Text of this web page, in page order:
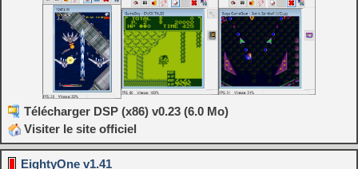
Télécharger DSP (x86) v0.23 (6.0 Mo)
Visiter le site officiel
EightyOne v1.41